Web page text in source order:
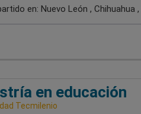
en: Nuevo León , Chihuahua
en educación
Tecmilenio